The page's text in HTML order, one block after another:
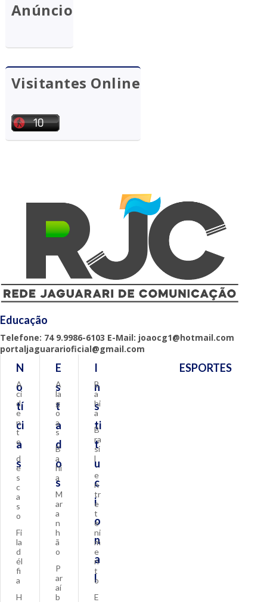
Anúncio
Visitantes Online
Educação
Telefone: 74 9.9986-6103 E-Mail: joaocg1@hotmail.com
portaljaguararioficial@gmail.com
N
o
tí
ci
a
s
A
ci
d
e
n
t
e
d
e
s
c
a
s
o
Fi
la
d
él
fi
a
H
E
s
t
a
d
o
s
A
la
g
o
a
s
B
a
hi
a
M
ar
a
n
h
ã
o
P
ar
aí
b
I
n
s
ti
t
u
c
i
o
n
a
l
B
a
hi
a
B
ra
si
l
e
n
tr
e
t
e
ni
m
e
n
t
o
E
ESPORTES